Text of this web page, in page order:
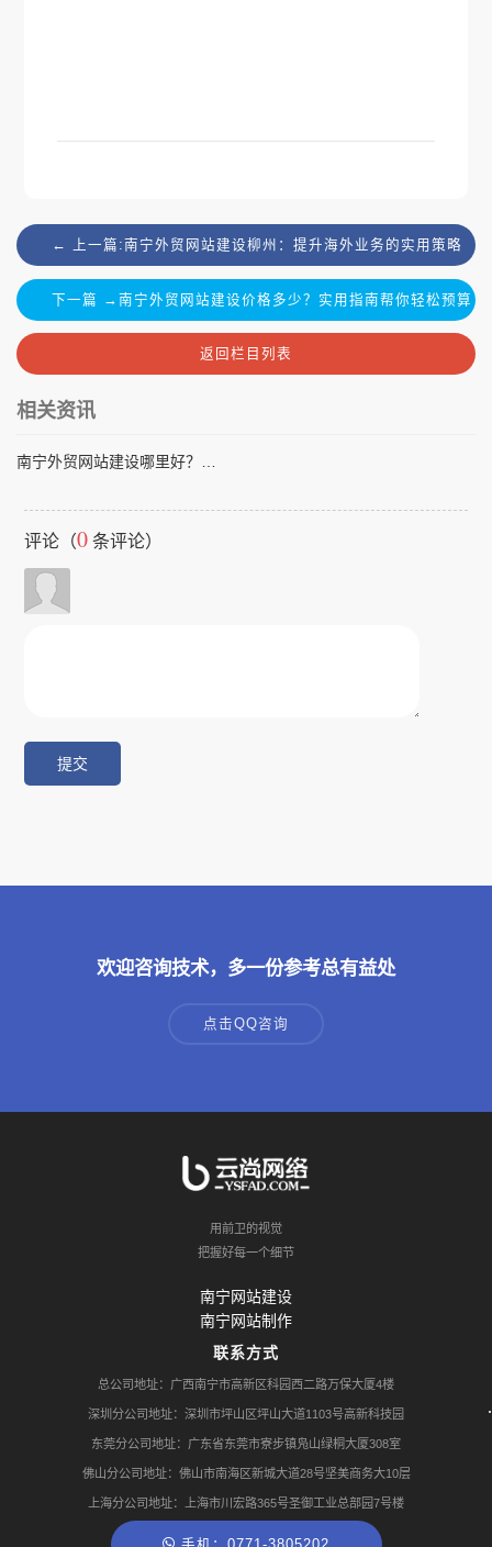
← 上一篇:南宁外贸网站建设柳州：提升海外业务的实用策略
下一篇 →南宁外贸网站建设价格多少？实用指南帮你轻松预算
返回栏目列表
相关资讯
评论（0 条评论）
欢迎咨询技术，多一份参考总有益处
点击QQ咨询
用前卫的视觉
把握好每一个细节
南宁网站建设
南宁网站制作
联系方式
总公司地址：广西南宁市高新区科园西二路万保大厦4楼
深圳分公司地址：深圳市坪山区坪山大道1103号高新科技园
东莞分公司地址：广东省东莞市寮步镇凫山绿桐大厦308室
佛山分公司地址：佛山市南海区新城大道28号坚美商务大10层
上海分公司地址：上海市川宏路365号圣御工业总部园7号楼